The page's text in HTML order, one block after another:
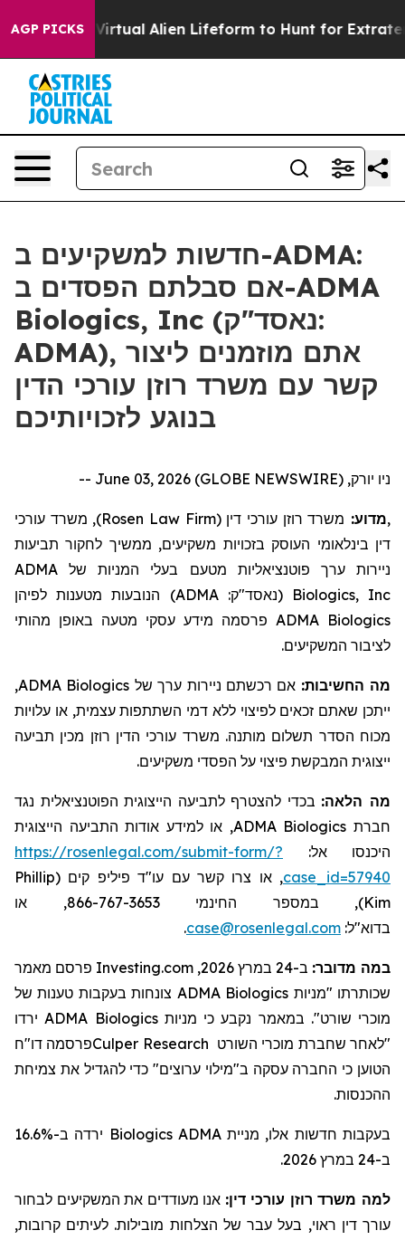
AGP PICKSa Virtual Alien Lifeform to Hunt for
חדשות למשקיעים ב-ADMA:
אם סבלתם הפסדים ב-ADMA
Biologics, Inc (נאסד"ק:
ADMA), אתם מוזמנים ליצור
קשר עם משרד רוזן עורכי הדין
בנוגע לזכויותיכם
ניו יורק, June 03, 2026 (GLOBE NEWSWIRE) --
,מדוע: משרד רוזן עורכי דין (Rosen Law Firm
), משרד עורכי
דין בינלאומי העוסק בזכויות משקיעים, ממשיך לחקור תביעות
ניירות ערך פוטנציאליות מטעם בעלי המניות של ADMA
Biologics, Inc
(נאסד"ק:ADMA
) הנובעות מטענות לפיהן
ADMA Biologics פרסמה מידע עסקי מטעה באופן מהותי
לציבור המשקיעים.
מה החשיבות: אם רכשתם ניירות ערך של ADMA Biologics
,
ייתכן שאתם זכאים לפיצוי ללא דמי השתתפות עצמית, או עלויות
מכוח הסדר תשלום מותנה. משרד עורכי הדין רוזן מכין תביעה
ייצוגית המבקשת פיצוי על הפסדי משקיעים.
מה הלאה: בכדי להצטרף לתביעה הייצוגית הפוטנציאלית נגד
חברת ADMA Biologics, או למידע אודות התביעה הייצוגית
היכנסו אל: https://rosenlegal.com/submit-form/?
case_id=57940, או צרו קשר עם עו"ד פיליפ קים (Phillip
Kim
), במספר החינמי 866-767-3653, או
בדוא"ל: case@rosenlegal.com
.
במה מדובר: ב-24 במרץ 2026, Investing.com פרסם מאמר
שכותרתו "מניות ADMA Biologics צונחות בעקבות טענות של
מוכרי שורט". במאמר נקבע כי מניותADMA Biologicsירדו
"לאחר שחברת מוכרי השורט Culper Researchפרסמה דו"ח
הטוען כי החברה עסקה ב"מילוי ערוצים" כדי להגדיל את צמיחת
ההכנסות.
בעקבות חדשות אלו, מניית ADMA Biologics
ירדה ב-16.6%
ב-24 במרץ 2026.
למה משרד רוזן עורכי דין: אנו מעודדים את המשקיעים לבחור
עורך דין ראוי, בעל עבר של הצלחות מובילות. לעיתים קרובות,